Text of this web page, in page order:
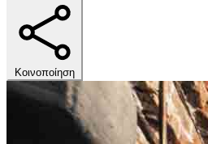
Κοινοποίηση